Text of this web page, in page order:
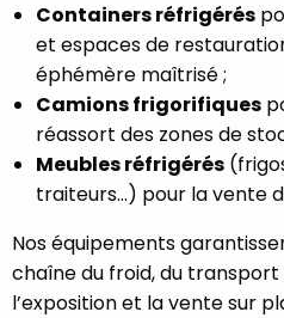
Containers réfrigérés
et espaces de
éphémère maîtrisé ;
Camions frigorifiques
réassort des zones de
Meubles réfrigérés
traiteurs…) pour la vente
Nos équipements
chaîne du froid, du transport
l’exposition et la vente sur